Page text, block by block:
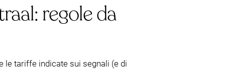
regole da
le tariffe indicate sui segnali (e di